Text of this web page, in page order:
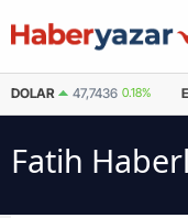
DOLAR 47,7436 0.18%
Fatih